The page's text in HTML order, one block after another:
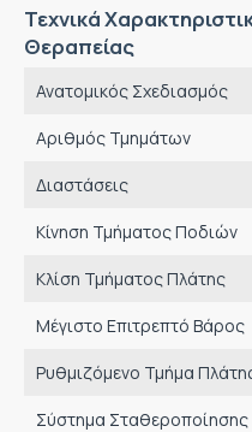
Τεχνικά
Θεραπείας
Ανατομικός Σχεδιασμός
Αριθμός Τμημάτων
Διαστάσεις
Κίνηση Τμήματος Ποδιών
Κλίση Τμήματος Πλάτης
Μέγιστο Επιτρεπτό Βάρος
Ρυθμιζόμενο Τμήμα
Σύστημα Σταθεροποίησης